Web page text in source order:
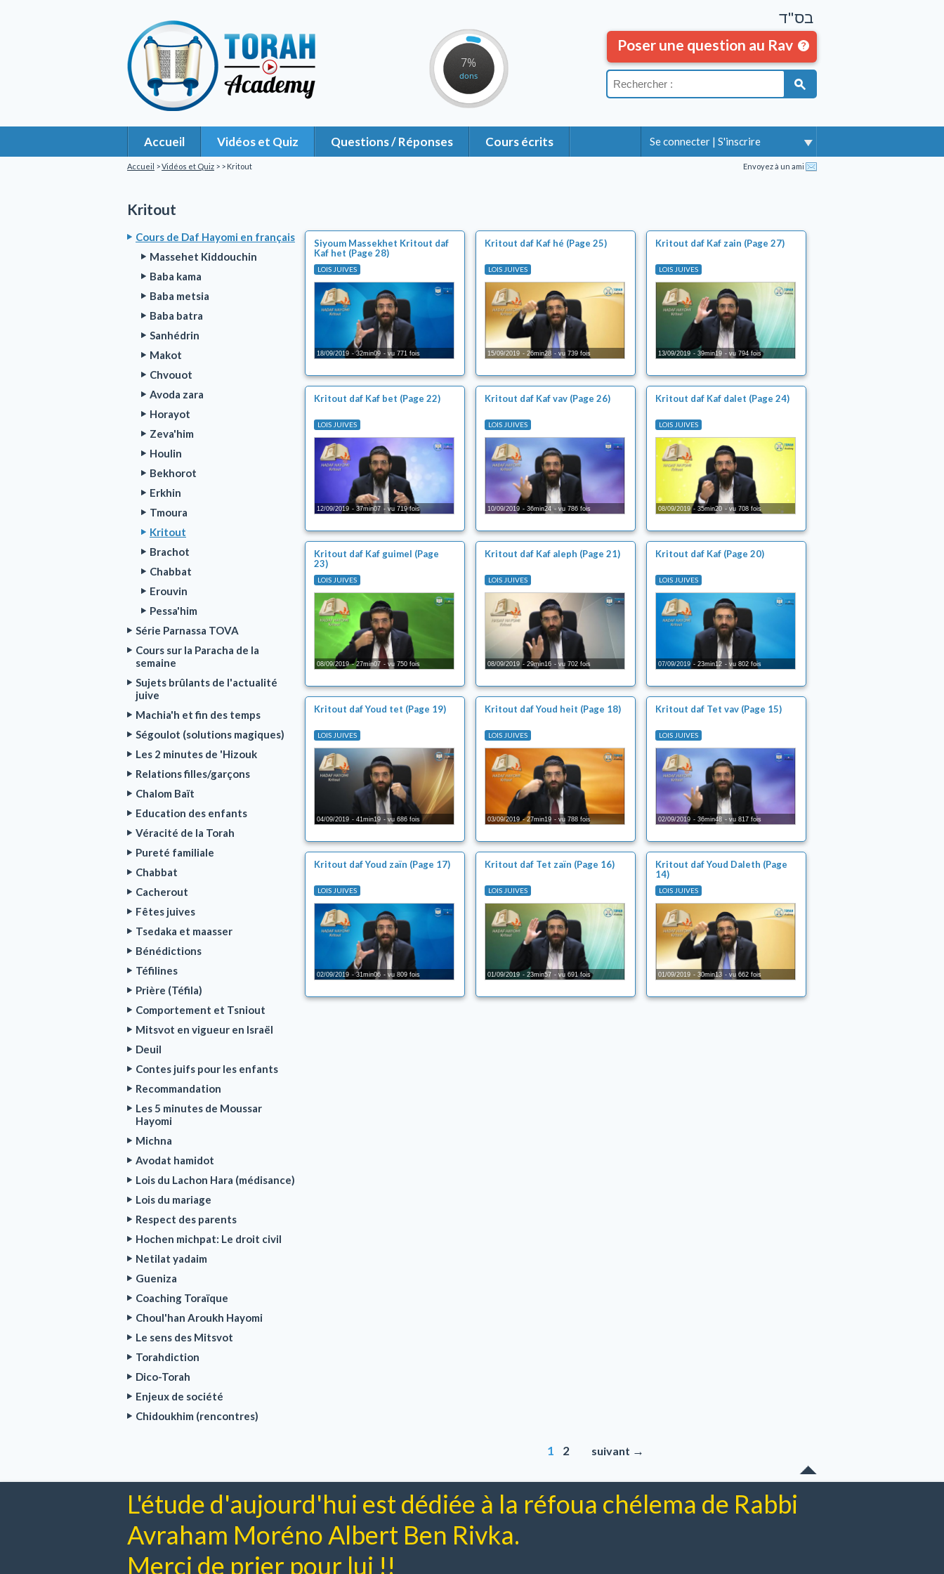
7%
dons
Se connecter | S'inscrire
בס"ד
Poser une question au Rav
Accueil Vidéos et Quiz Questions / Réponses Cours écrits
Accueil >Vidéos et Quiz > > Kritout Envoyez à un ami
Kritout
Cours de Daf Hayomi en français
Massehet Kiddouchin
Baba kama
Baba metsia
Baba batra
Sanhédrin
Makot
Chvouot
Avoda zara
Horayot
Zeva'him
Houlin
Bekhorot
Erkhin
Tmoura
Kritout
Brachot
Chabbat
Erouvin
Pessa'him
Série Parnassa TOVA
Cours sur la Paracha de la
semaine
Sujets brûlants de l'actualité
juive
Machia'h et fin des temps
Ségoulot (solutions magiques)
Les 2 minutes de 'Hizouk
Relations filles/garçons
Chalom Baït
Education des enfants
Véracité de la Torah
Pureté familiale
Chabbat
Cacherout
Fêtes juives
Tsedaka et maasser
Bénédictions
Téfilines
Prière (Téfila)
Comportement et Tsniout
Mitsvot en vigueur en Israël
Deuil
Contes juifs pour les enfants
Recommandation
Les 5 minutes de Moussar
Hayomi
Michna
Avodat hamidot
Lois du Lachon Hara (médisance)
Lois du mariage
Respect des parents
Hochen michpat: Le droit civil
Netilat yadaim
Gueniza
Coaching Toraïque
Choul'han Aroukh Hayomi
Le sens des Mitsvot
Torahdiction
Dico-Torah
Enjeux de société
Chidoukhim (rencontres)
Siyoum Massekhet Kritout daf
Kaf het (Page 28)
LOIS JUIVES
18/09/2019 32min09 vu 771 fois
Kritout daf Kaf hé (Page 25)
LOIS JUIVES
15/09/2019 26min28 vu 739 fois
Kritout daf Kaf zain (Page 27)
LOIS JUIVES
13/09/2019 39min19 vu 794 fois
Kritout daf Kaf bet (Page 22)
LOIS JUIVES
12/09/2019 37min07 vu 719 fois
Kritout daf Kaf vav (Page 26)
LOIS JUIVES
10/09/2019 36min24 vu 786 fois
Kritout daf Kaf dalet (Page 24)
LOIS JUIVES
08/09/2019 35min20 vu 708 fois
Kritout daf Kaf guimel (Page
23)
LOIS JUIVES
08/09/2019 27min07 vu 750 fois
Kritout daf Kaf aleph (Page 21)
LOIS JUIVES
08/09/2019 29min16 vu 702 fois
Kritout daf Kaf (Page 20)
LOIS JUIVES
07/09/2019 23min12 vu 802 fois
Kritout daf Youd tet (Page 19)
LOIS JUIVES
04/09/2019 41min19 vu 686 fois
Kritout daf Youd heit (Page 18)
LOIS JUIVES
03/09/2019 27min19 vu 788 fois
Kritout daf Tet vav (Page 15)
LOIS JUIVES
02/09/2019 36min48 vu 817 fois
Kritout daf Youd zaïn (Page 17)
LOIS JUIVES
02/09/2019 31min06 vu 809 fois
Kritout daf Tet zaïn (Page 16)
LOIS JUIVES
01/09/2019 23min57 vu 691 fois
Kritout daf Youd Daleth (Page
14)
LOIS JUIVES
01/09/2019 30min13 vu 662 fois
1 2 suivant →
L'étude d'aujourd'hui est dédiée à la réfoua chélema de Rabbi
Avraham Moréno Albert Ben Rivka.
Merci de prier pour lui !!